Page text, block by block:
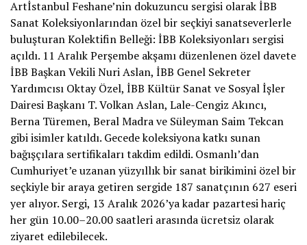
Artİstanbul Feshane’nin dokuzuncu sergisi olarak İBB
Sanat Koleksiyonlarından özel bir seçkiyi sanatseverlerle
buluşturan Kolektifin Belleği: İBB Koleksiyonları sergisi
açıldı. 11 Aralık Perşembe akşamı düzenlenen özel davete
İBB Başkan Vekili Nuri Aslan, İBB Genel Sekreter
Yardımcısı Oktay Özel, İBB Kültür Sanat ve Sosyal İşler
Dairesi Başkanı T. Volkan Aslan, Lale-Cengiz Akıncı,
Berna Türemen, Beral Madra ve Süleyman Saim Tekcan
gibi isimler katıldı. Gecede koleksiyona katkı sunan
bağışçılara sertifikaları takdim edildi. Osmanlı’dan
Cumhuriyet’e uzanan yüzyıllık bir sanat birikimini özel bir
seçkiyle bir araya getiren sergide 187 sanatçının 627 eseri
yer alıyor. Sergi, 13 Aralık 2026’ya kadar pazartesi hariç
her gün 10.00–20.00 saatleri arasında ücretsiz olarak
ziyaret edilebilecek.